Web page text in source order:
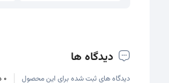
دیدگاه ها
دیدگاه های ثبت شده برای این محصول 0 دیدگاه